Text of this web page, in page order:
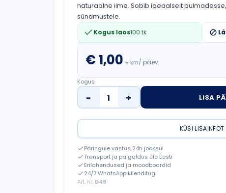
naturaalne ilme. Sobib ideaalselt
sündmustele.
Kogus laos100 tk
€1,00 + km/ päev
Kogus
Ümmargune lauamatt naturaalne
LISA
KÜSI LISAINFOT
Päringule vastus 24h jooksul
Transport ja paigaldus üle Eesti
Erilahendused ja moodboardid
24/7 WhatsApp klienditugi
Art. nr: D49